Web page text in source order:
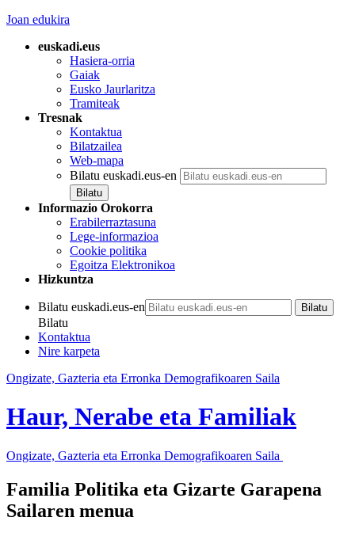
Joan edukira
euskadi.eus
Hasiera-orria
Gaiak
Eusko Jaurlaritza
Tramiteak
Tresnak
Kontaktua
Bilatzailea
Web-mapa
Bilatu euskadi.eus-en
Informazio Orokorra
Erabilerraztasuna
Lege-informazioa
Cookie politika
Egoitza Elektronikoa
Hizkuntza
Bilatu euskadi.eus-en
Bilatu
Kontaktua
Nire karpeta
Ongizate, Gazteria eta Erronka Demografikoaren Saila
Haur, Nerabe eta Familiak
Ongizate, Gazteria eta Erronka Demografikoaren Saila
Familia Politika eta Gizarte Garapena
Sailaren menua